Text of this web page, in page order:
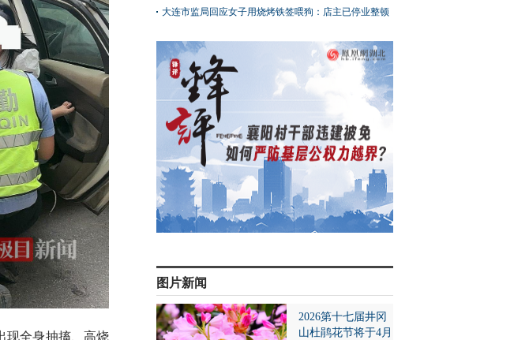
现全身抽搐、高烧
大连市监局回应女子用烧烤铁签喂狗：店主已停业整顿
图片新闻
2026第十七届井冈
山杜鹃花节将于4月